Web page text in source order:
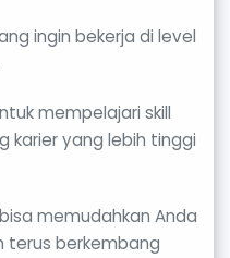
ingin bekerja di level
mempelajari skill
karier yang lebih tinggi
memudahkan Anda
terus berkembang